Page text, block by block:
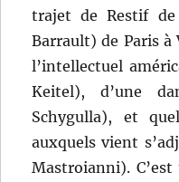
trajet de Restif de
Barrault) de Paris à
l’intellectuel
Keitel), d’une
Schygulla), et
auxquels vient
Mastroianni).